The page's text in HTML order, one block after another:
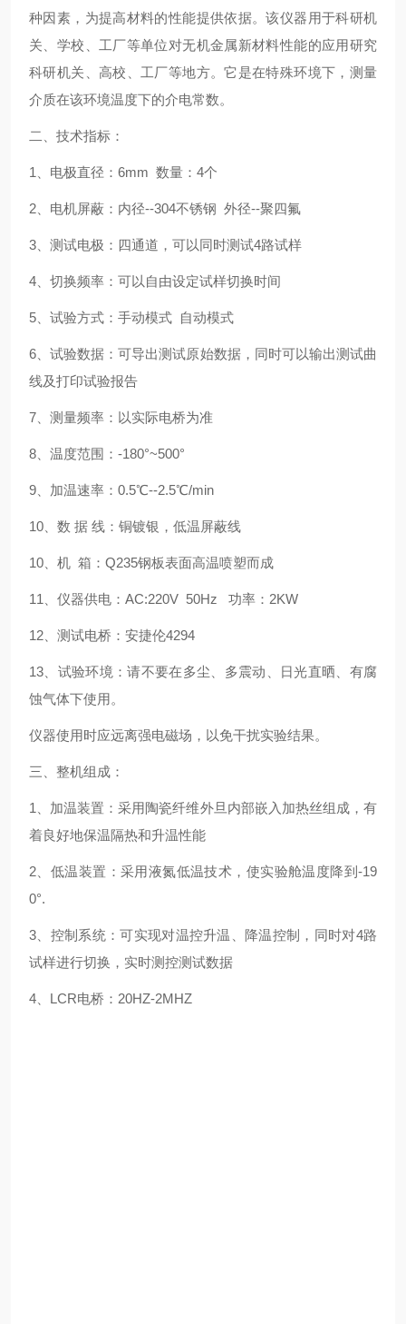
种因素，为提高材料的性能提供依据。该仪器用于科研机
关、学校、工厂等单位对无机金属新材料性能的应用研究
科研机关、高校、工厂等地方。它是在特殊环境下，测量
介质在该环境温度下的介电常数。
二、技术指标：
1、电极直径：6mm 数量：4个
2、电机屏蔽：内径--304不锈钢 外径--聚四氟
3、测试电极：四通道，可以同时测试4路试样
4、切换频率：可以自由设定试样切换时间
5、试验方式：手动模式 自动模式
6、试验数据：可导出测试原始数据，同时可以输出测试曲
线及打印试验报告
7、测量频率：以实际电桥为准
8、温度范围：-180°~500°
9、加温速率：0.5℃--2.5℃/min
10、数 据 线：铜镀银，低温屏蔽线
10、机 箱：Q235钢板表面高温喷塑而成
11、仪器供电：AC:220V 50Hz 功率：2KW
12、测试电桥：安捷伦4294
13、试验环境：请不要在多尘、多震动、日光直晒、有腐
蚀气体下使用。
仪器使用时应远离强电磁场，以免干扰实验结果。
三、整机组成：
1、加温装置：采用陶瓷纤维外旦内部嵌入加热丝组成，有
着良好地保温隔热和升温性能
2、低温装置：采用液氮低温技术，使实验舱温度降到-19
0°.
3、控制系统：可实现对温控升温、降温控制，同时对4路
试样进行切换，实时测控测试数据
4、LCR电桥：20HZ-2MHZ